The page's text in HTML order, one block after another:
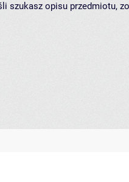
szukasz opisu przedmiotu,